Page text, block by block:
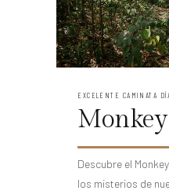
EXCELENTE CAMINATA
Descubre el
los misterios de